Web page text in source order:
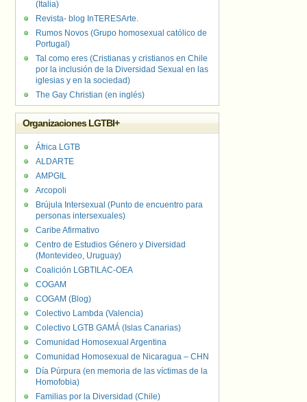
(Italia)
Revista- blog InTERESArte.
Rumos Novos (Grupo homosexual católico de
Portugal)
Tal como eres (Cristianas y cristianos en Chile
por la inclusión de la Diversidad Sexual en las
iglesias y en la sociedad)
The Gay Christian (en inglés)
Organizaciones LGTBI+
África LGTB
ALDARTE
AMPGIL
Arcopoli
Brújula Intersexual (Punto de encuentro para
personas intersexuales)
Caribe Afirmativo
Centro de Estudios Género y Diversidad
(Montevideo, Uruguay)
Coalición LGBTILAC-OEA
COGAM
COGAM (Blog)
Colectivo Lambda (Valencia)
Colectivo LGTB GAMÁ (Islas Canarias)
Comunidad Homosexual Argentina
Comunidad Homosexual de Nicaragua – CHN
Día Púrpura (en memoria de las víctimas de la
Homofobia)
Familias por la Diversidad (Chile)